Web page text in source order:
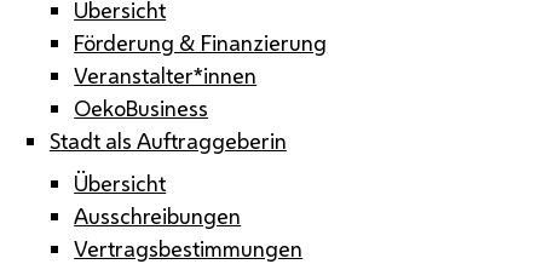
Übersicht
Förderung & Finanzierung
Veranstalter*innen
OekoBusiness
Stadt als Auftraggeberin
Übersicht
Ausschreibungen
Vertragsbestimmungen